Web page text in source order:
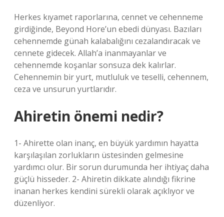
Herkes kıyamet raporlarına, cennet ve cehenneme
girdiğinde, Beyond Hore’un ebedi dünyası. Bazıları
cehennemde günah kalabalığını cezalandıracak ve
cennete gidecek. Allah’a inanmayanlar ve
cehennemde koşanlar sonsuza dek kalırlar.
Cehennemin bir yurt, mutluluk ve teselli, cehennem,
ceza ve unsurun yurtlarıdır.
Ahiretin önemi nedir?
1- Ahirette olan inanç, en büyük yardımın hayatta
karşılaşılan zorlukların üstesinden gelmesine
yardımcı olur. Bir sorun durumunda her ihtiyaç daha
güçlü hisseder. 2- Ahiretin dikkate alındığı fikrine
inanan herkes kendini sürekli olarak açıklıyor ve
düzenliyor.